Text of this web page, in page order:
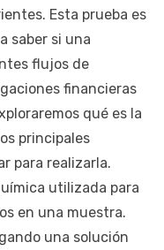
Esta prueba es
saber si una
flujos de
financieras
qué es la
principales
para realizarla.
utilizada para
en una muestra.
una solución